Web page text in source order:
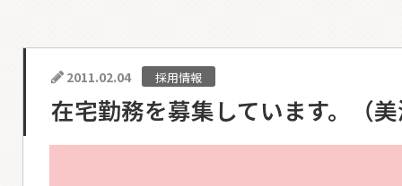
2011.02.04 採用情報
在宅勤務を募集しています。（